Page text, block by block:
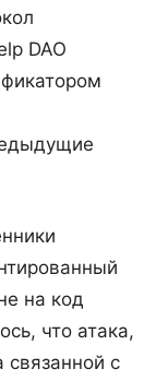
DAO
на код
что атака,
связанной с